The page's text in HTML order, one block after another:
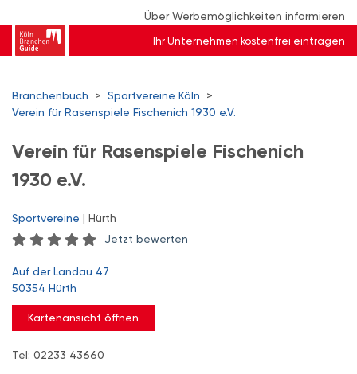
Über Werbemöglichkeiten informieren
Ihr Unternehmen kostenfrei eintragen
Branchenbuch > Sportvereine Köln
>
Verein für Rasenspiele Fischenich 1930 e.V.
Verein für Rasenspiele Fischenich
1930 e.V.
Sportvereine | Hürth
Jetzt bewerten
Auf der Landau 47
50354 Hürth
Kartenansicht öffnen
Tel: 02233 43660